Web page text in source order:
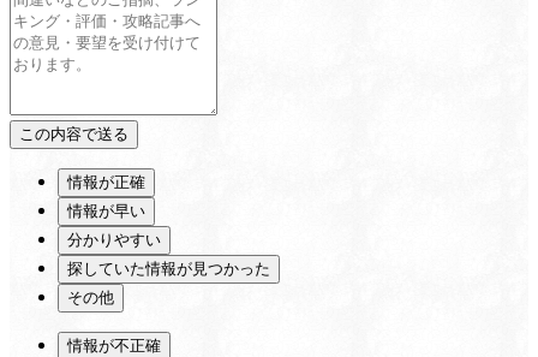
情報が正確
情報が早い
分かりやすい
探していた情報が見つかった
その他
情報が不正確